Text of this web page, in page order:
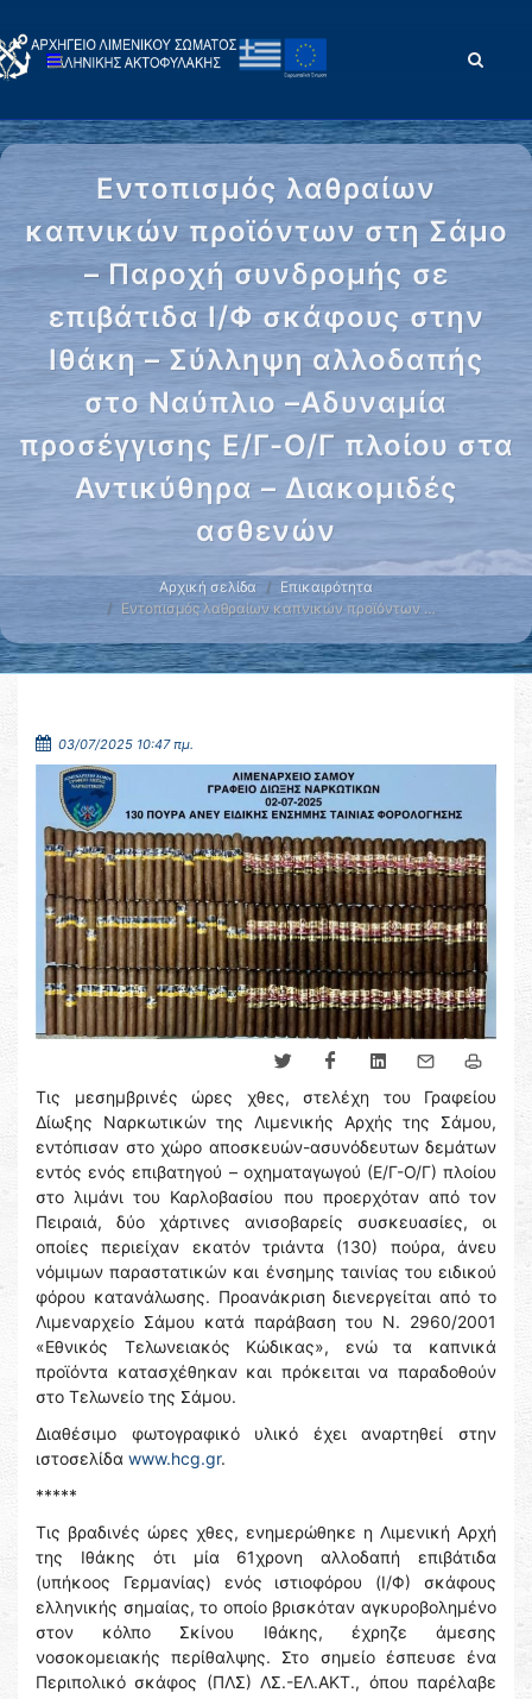
Εντοπισμός λαθραίων
καπνικών προϊόντων στη Σάμο
– Παροχή συνδρομής σε
επιβάτιδα Ι/Φ σκάφους στην
Ιθάκη – Σύλληψη αλλοδαπής
στο Ναύπλιο –Αδυναμία
προσέγγισης Ε/Γ-Ο/Γ πλοίου στα
Αντικύθηρα – Διακομιδές
ασθενών
Αρχική σελίδα
Επικαιρότητα
Εντοπισμός λαθραίων καπνικών προϊόντων …
03/07/2025 10:47 πμ.
Τις μεσημβρινές ώρες χθες, στελέχη του Γραφείου
Δίωξης Ναρκωτικών της Λιμενικής Αρχής της Σάμου,
εντόπισαν στο χώρο αποσκευών-ασυνόδευτων δεμάτων
εντός ενός επιβατηγού – οχηματαγωγού (Ε/Γ-Ο/Γ) πλοίου
στο λιμάνι του Καρλοβασίου που προερχόταν από τον
Πειραιά, δύο χάρτινες ανισοβαρείς συσκευασίες, οι
οποίες περιείχαν εκατόν τριάντα (130) πούρα, άνευ
νόμιμων παραστατικών και ένσημης ταινίας του ειδικού
φόρου κατανάλωσης. Προανάκριση διενεργείται από το
Λιμεναρχείο Σάμου κατά παράβαση του Ν. 2960/2001
«Εθνικός Τελωνειακός Κώδικας», ενώ τα καπνικά
προϊόντα κατασχέθηκαν και πρόκειται να παραδοθούν
στο Τελωνείο της Σάμου.
Διαθέσιμο φωτογραφικό υλικό έχει αναρτηθεί στην
ιστοσελίδα www.hcg.gr.
*****
Τις βραδινές ώρες χθες, ενημερώθηκε η Λιμενική Αρχή
της Ιθάκης ότι μία 61χρονη αλλοδαπή επιβάτιδα
(υπήκοος Γερμανίας) ενός ιστιοφόρου (Ι/Φ) σκάφους
ελληνικής σημαίας, το οποίο βρισκόταν αγκυροβολημένο
στον κόλπο Σκίνου Ιθάκης, έχρηζε άμεσης
νοσοκομειακής περίθαλψης. Στο σημείο έσπευσε ένα
Περιπολικό σκάφος (ΠΛΣ) ΛΣ.-ΕΛ.ΑΚΤ., όπου παρέλαβε